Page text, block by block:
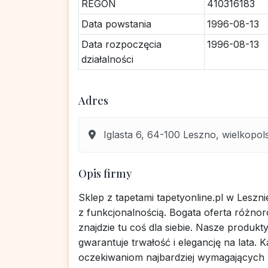
REGON
410316183
Data powstania
1996-08-13
Data rozpoczęcia
działalności
1996-08-13
Adres
Iglasta 6, 64-100 Leszno,
Opis firmy
Sklep z tapetami tapetyonline.pl w
z funkcjonalnością. Bogata oferta
znajdzie tu coś dla siebie. Nasze
gwarantuje trwałość i elegancję na lata.
oczekiwaniom najbardziej wymagających